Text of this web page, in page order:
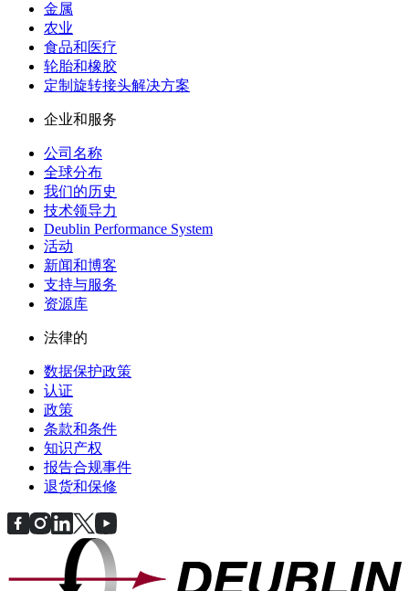
金属
农业
食品和医疗
轮胎和橡胶
定制旋转接头解决方案
企业和服务
公司名称
全球分布
我们的历史
技术领导力
Deublin Performance System
活动
新闻和博客
支持与服务
资源库
法律的
数据保护政策
认证
政策
条款和条件
知识产权
报告合规事件
退货和保修